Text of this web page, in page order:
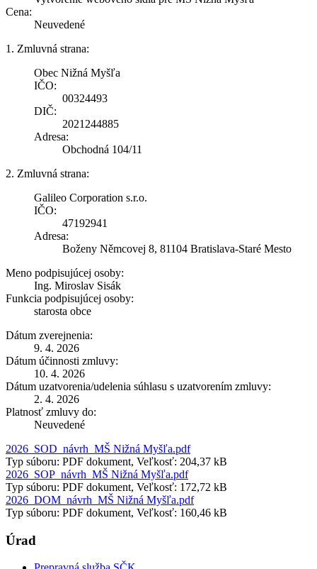
Cena:
Neuvedené
1. Zmluvná strana:
Obec Nižná Myšľa
IČO:
00324493
DIČ:
2021244885
Adresa:
Obchodná 104/11
2. Zmluvná strana:
Galileo Corporation s.r.o.
IČO:
47192941
Adresa:
Boženy Němcovej 8, 81104 Bratislava-Staré Mesto
Meno podpisujúcej osoby:
Ing. Miroslav Sisák
Funkcia podpisujúcej osoby:
starosta obce
Dátum zverejnenia:
9. 4. 2026
Dátum účinnosti zmluvy:
10. 4. 2026
Dátum uzatvorenia/udelenia súhlasu s uzatvorením zmluvy:
2. 4. 2026
Platnosť zmluvy do:
Neuvedené
2026_SOD_návrh_MŠ Nižná Myšľa.pdf
Typ súboru: PDF dokument, Veľkosť: 204,37 kB
2026_SOP_návrh_MŠ Nižná Myšľa.pdf
Typ súboru: PDF dokument, Veľkosť: 172,72 kB
2026_DOM_návrh_MŠ Nižná Myšľa.pdf
Typ súboru: PDF dokument, Veľkosť: 160,46 kB
Úrad